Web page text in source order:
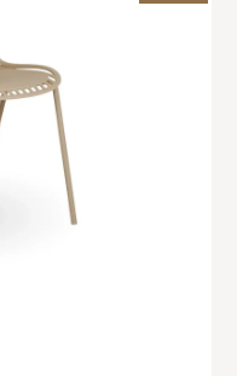
metal